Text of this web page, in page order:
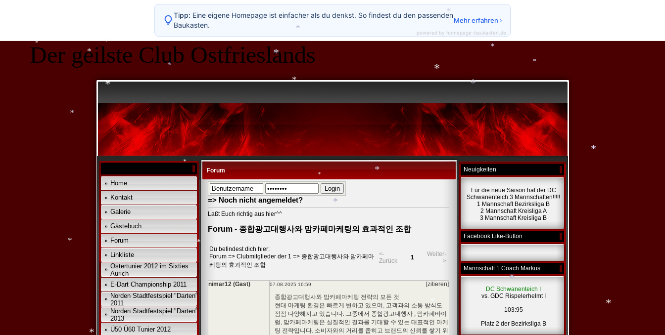
Der geilste Club Ostfrieslands
Home
Kontakt
Galerie
Gästebuch
Forum
Linkliste
Ostertunier 2012 im Sixties
Aurich
E-Dart Championship 2011
Norden Stadtfestspiel "Darten"
2011
Norden Stadtfestspiel "Darten"
2013
Ü50 Ü60 Tunier 2012
Forum
=> Noch nicht angemeldet?
Laßt Euch richtig aus hier^^
Forum - 종합광고대행사와 맘카페마케팅의 효과적인 조합
Du befindest dich hier:
Forum => Clubmitglieder der 1 => 종합광고대행사와 맘카페마
케팅의 효과적인 조합
<-
Zurück
1
Weiter-
>
nimar12 (Gast) 07.08.2025 16:59
[zitieren]
종합광고대행사와 맘카페마케팅 전략의 모든 것
현대 마케팅 환경은 빠르게 변하고 있으며, 고객과의 소통 방식도
점점 다양해지고 있습니다. 그중에서 종합광고대행사 , 맘카페바이
럴, 맘카페마케팅은 실질적인 결과를 기대할 수 있는 대표적인 마케
팅 전략입니다. 소비자와의 거리를 좁히고 브랜드의 신뢰를 쌓기 위
Neuigkeiten
Für die neue Saison hat der DC
Schwanenteich 3 Mannschaften!!!!!
1 Mannschaft Bezirksliga B
2 Mannschaft Kreisliga A
3 Mannschaft Kreisliga B
Facebook Like-Button
Mannschaft 1 Coach Markus
DC Schwanenteich I
vs. GDC Rispelerhelmt I
103:95
Platz 2 der Bezirksliga B
Tipp: Eine eigene Homepage ist einfacher als du denkst. So findest du den passenden
Baukasten.
Mehr erfahren ›
powered by homepage-baukasten.de
*
*
*
*
*
*
*
*
**
*
*
*
*
*
*
*